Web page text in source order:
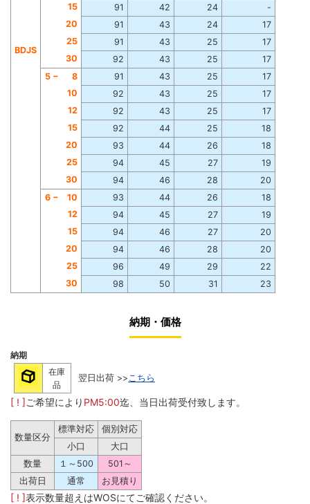
BDJS
15
91 42 24
-
20
91 43 24
17
25
91 43 25
17
30
92 43 25
17
5 −
8 91 43 25
17
10
92 43 25
17
12
92 43 25
17
15
92 44 25
18
20
93 44 26
18
25
94 45 27
19
30
94 46 28
20
6 −
10 93 44 26
18
12
94 45 27
19
15
94 46 27
20
20
94 46 28
20
25
96 49 29
22
30
98 50 31 23
納期・価格
納期
在庫
品
翌日出荷 >> こちら
[ ! ]ご希望により PM5:00迄、当日出荷受付致します。
数量区分
標準対応
個別対応
小口
大口
数量
１～500
501～
出荷日
通常 お見積り
[ ! ]表示数量超えはWOSにてご確認ください。